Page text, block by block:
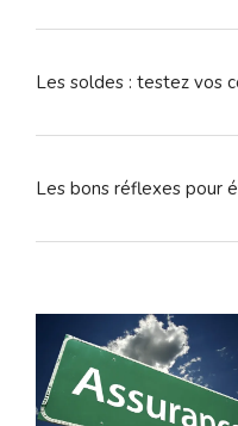
Les soldes : testez vos
Les bons réflexes pour